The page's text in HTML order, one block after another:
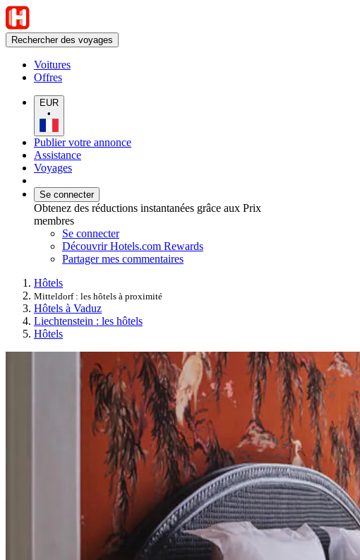
Rechercher des voyages
Voitures
Offres
EUR
•
Publier votre annonce
Assistance
Voyages
Se connecter
Obtenez des réductions instantanées grâce aux Prix
membres
Se connecter
Découvrir Hotels.com Rewards
Partager mes commentaires
Hôtels
Mitteldorf : les hôtels à proximité
Hôtels à Vaduz
Liechtenstein : les hôtels
Hôtels